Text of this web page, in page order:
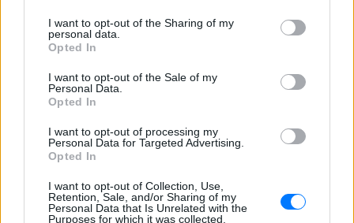
I want to opt-out of the Sharing of my
personal data.
Opted In
I want to opt-out of the Sale of my
Personal Data.
Opted In
I want to opt-out of processing my
Personal Data for Targeted Advertising.
Opted In
I want to opt-out of Collection, Use,
Retention, Sale, and/or Sharing of my
Personal Data that Is Unrelated with the
Purposes for which it was collected.